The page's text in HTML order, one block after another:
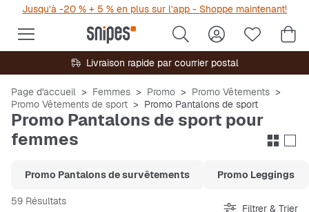
Jusqu’à -20 % + 5 % en plus sur l’app - Shoppe maintenant!
Livraison rapide par courrier postal
Page d'accueil Femmes Promo
Promo Vêtements
Promo Vêtements de sport
Promo Pantalons de sport
Promo Pantalons de sport pour
femmes
Promo Pantalons de survêtements Promo Leggings
59 Résultats
Filtrer & Trier